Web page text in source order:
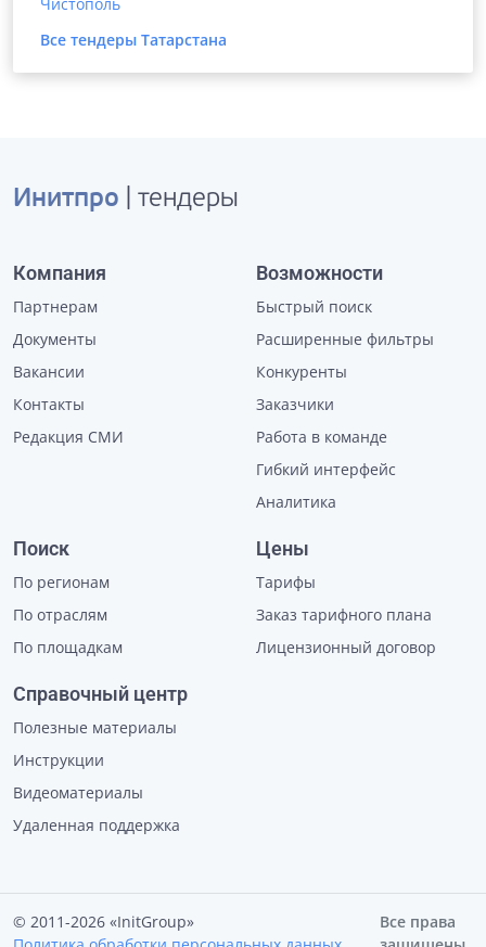
Все тендеры Татарстана
Инитпро | тендеры
Компания
Партнерам
Документы
Вакансии
Контакты
Редакция СМИ
Возможности
Быстрый поиск
Расширенные фильтры
Конкуренты
Заказчики
Работа в команде
Гибкий интерфейс
Аналитика
Поиск
По регионам
По отраслям
По площадкам
Цены
Тарифы
Заказ тарифного плана
Лицензионный договор
Справочный центр
Полезные материалы
Инструкции
Видеоматериалы
Удаленная поддержка
© 2011-2026 «InitGroup»
Все права